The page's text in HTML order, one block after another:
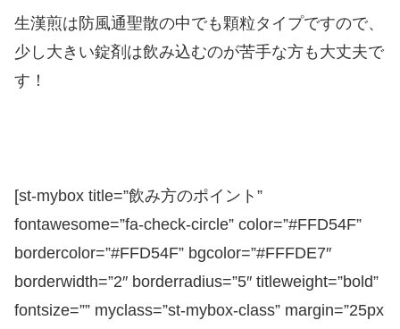
生漢煎は防風通聖散の中でも顆粒タイプですので、
少し大きい錠剤は飲み込むのが苦手な方も大丈夫で
す！
[st-mybox title=”飲み方のポイント”
fontawesome=”fa-check-circle” color=”#FFD54F”
bordercolor=”#FFD54F” bgcolor=”#FFFDE7″
borderwidth=”2″ borderradius=”5″ titleweight=”bold”
fontsize=”” myclass=”st-mybox-class” margin=”25px